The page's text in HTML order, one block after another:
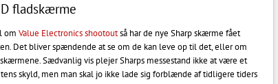
fladskærme
om Value Electronics shootoutså har de nye Sharp skærme fået
Det bliver spændende at se om de kan leve op til det, eller om
Sædvanlig vis plejer Sharps messestand ikke at være et
skyld, men man skal jo ikke lade sig forblænde af tidligere tiders